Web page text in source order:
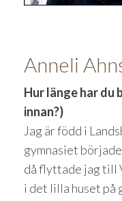
Anneli
Hur länge har du
innan?)
Jag är född i
gymnasiet
då flyttade jag till
i det lilla huset på